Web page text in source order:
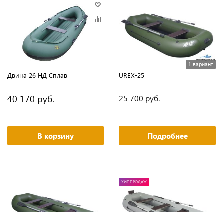
Двина 26 НД Сплав
40 170 руб.
В корзину
1 вариант
UREX-25
25 700 руб.
Подробнее
ХИТ ПРОДАЖ